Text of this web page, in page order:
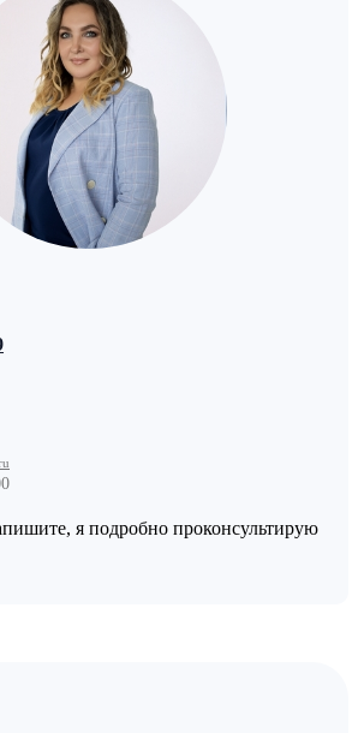
я подробно проконсультирую